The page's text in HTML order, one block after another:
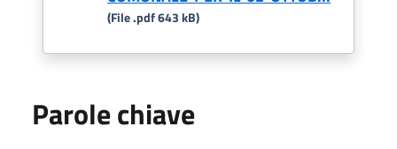
(File .pdf 643 kB)
Parole chiave